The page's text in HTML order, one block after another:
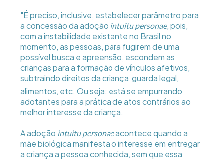
"É preciso, inclusive, estabelecer parâmetro para
a concessão da adoção intuitu personae, pois,
com a instabilidade existente no Brasil no
momento, as pessoas, para fugirem de uma
possível busca e apreensão, escondem as
crianças para a formação de vínculos afetivos,
subtraindo direitos da criança  guarda legal,
alimentos, etc. Ou seja: está se empurrando
adotantes para a prática de atos contrários ao
melhor interesse da criança.
A adoção intuitu personaeacontece quando a
mãe biológica manifesta o interesse em entregar
a criança a pessoa conhecida, sem que essa